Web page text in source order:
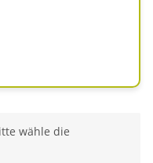
wähle die